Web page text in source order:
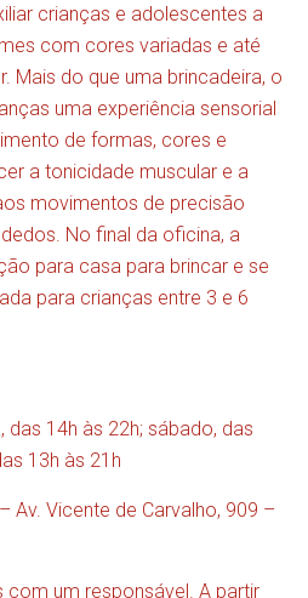
crianças e adolescentes a
com cores variadas e até
Mais do que uma brincadeira, o
uma experiência sensorial
de formas, cores e
a tonicidade muscular e a
movimentos de precisão
No final da oficina, a
para casa para brincar e se
para crianças entre 3 e 6
das 14h às 22h; sábado, das
13h às 21h
Av. Vicente de Carvalho, 909 –
com um responsável. A partir